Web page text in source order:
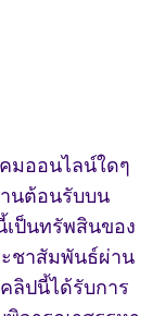
มออนไลน์ใดๆ
นต้อนรับบน
เป็นทรัพสินของ
ะชาสัมพันธ์ผ่าน
ลิปนี้ได้รับการ